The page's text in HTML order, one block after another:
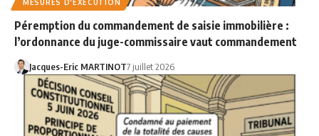
MESURES D'EXÉCUTION
Péremption du commandement de saisie immobilière :
l’ordonnance du juge-commissaire vaut commandement
Jacques-Eric MARTINOT7 juillet 2026